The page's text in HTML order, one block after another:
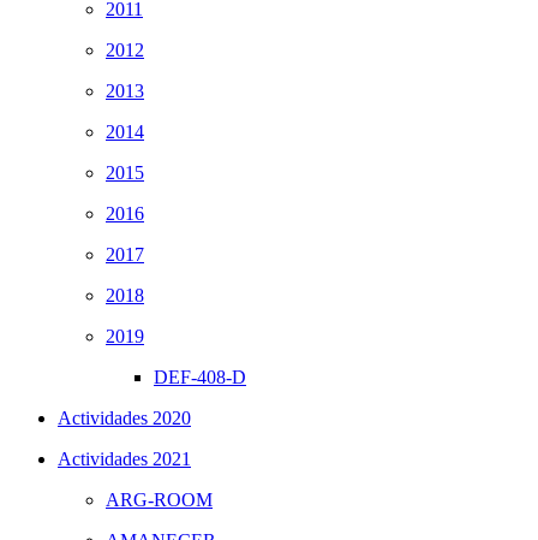
2011
2012
2013
2014
2015
2016
2017
2018
2019
DEF-408-D
Actividades 2020
Actividades 2021
ARG-ROOM